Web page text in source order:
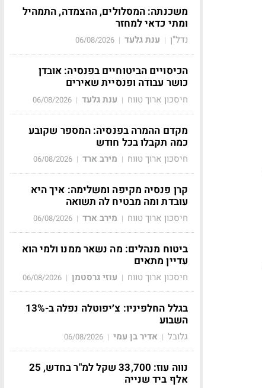
משכנתה: המסלולים, ההצמדה, התמהיל
ומתי כדאי למחזר
נדל"ן | ענת גלעד |
06/08/2026
הכיסויים הביטוחיים בפנסיה: אובדן
כושר עבודה ופנסיית שאירים
חיסכון ארוך טווח | ענת גלעד |
06/08/2026
מקדם ההמרה בפנסיה: המספר שקובע
כמה תקבלו בכל חודש
חיסכון ארוך טווח | מירב ארד |
06/08/2026
קרן פנסיה מקיפה ומשלימה: איך היא
עובדת ומה מבטיח לה תשואה
חיסכון ארוך טווח | מירב ארד |
06/08/2026
ביטוח מנהלים: מה נשאר ממנו ולמי הוא
עדיין מתאים
חיסכון ארוך טווח | עוזי גרסטמן |
06/08/2026
בגלל החלפיניו: צ׳יפוטלה נפלה ב-13%
השבוע
גלובל | אדיר בן עמי |
06/08/2026
נווה עוז: 33,700 שקל למ"ר בחדש, 25
אלף ביד שנייה